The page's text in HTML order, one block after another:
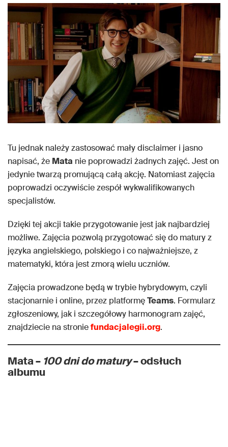
Tu jednak należy zastosować mały disclaimer i jasno
napisać, że Mata nie poprowadzi żadnych zajęć. Jest on
jedynie twarzą promującą całą akcję. Natomiast zajęcia
poprowadzi oczywiście zespół wykwalifikowanych
specjalistów.
Dzięki tej akcji takie przygotowanie jest jak najbardziej
możliwe. Zajęcia pozwolą przygotować się do matury z
języka angielskiego, polskiego i co najważniejsze, z
matematyki, która jest zmorą wielu uczniów.
Zajęcia prowadzone będą w trybie hybrydowym, czyli
stacjonarnie i online, przez platformęTeams. Formularz
zgłoszeniowy, jak i szczegółowy harmonogram zajęć,
znajdziecie na stroniefundacjalegii.org.
Mata – 100 dni do matury– odsłuch
albumu